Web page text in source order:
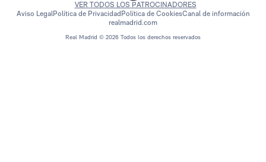
Real Madrid © 2026 Todos los derechos reservados
VER TODOS LOS PATROCINADORES
Aviso LegalPolítica de Privacidad Política de CookiesCanal de información
realmadrid.com